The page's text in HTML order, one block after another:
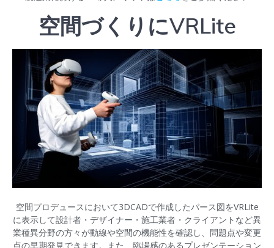
空間づくりにVRLite
空間プロデュースにおいて3DCADで作成したパース図をVRLite
に表示して設計者・デザイナー・施工業者・クライアントなど異
業種異分野の方々が動線や空間の機能性を確認し、問題点や変更
点の早期発見できます。また、臨場感のあるプレゼンテーション